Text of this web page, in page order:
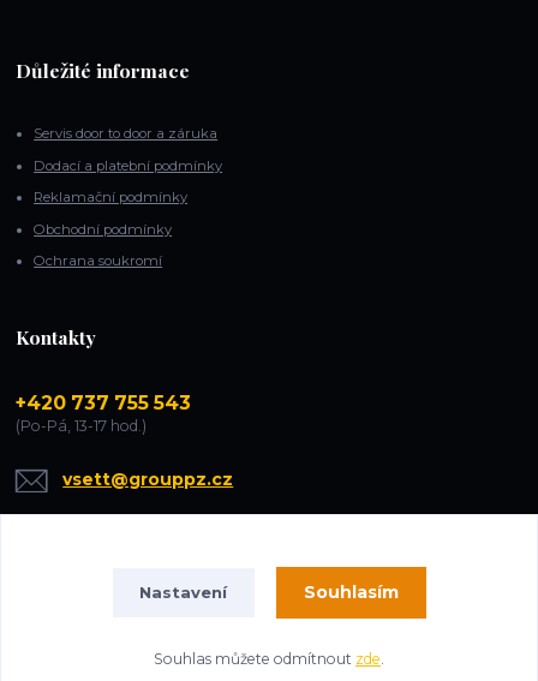
Důležité informace
Servis door to door a záruka
Dodací a platební podmínky
Reklamační podmínky
Obchodní podmínky
Ochrana soukromí
Kontakty
+420 737 755 543
(Po-Pá, 13-17 hod.)
vsett@grouppz.cz
Vytvořeno na Eshop-rychle.cz
Nastavení Souhlasím
Souhlas můžete odmítnout zde